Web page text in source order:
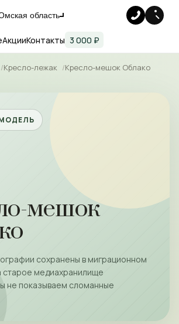
область
АкцииКонтакты 3 000 ₽
Кресло-лежак Кресло-мешок Облако
мешок
сохранены в миграционном
старое медиахранилище
не показываем сломанные